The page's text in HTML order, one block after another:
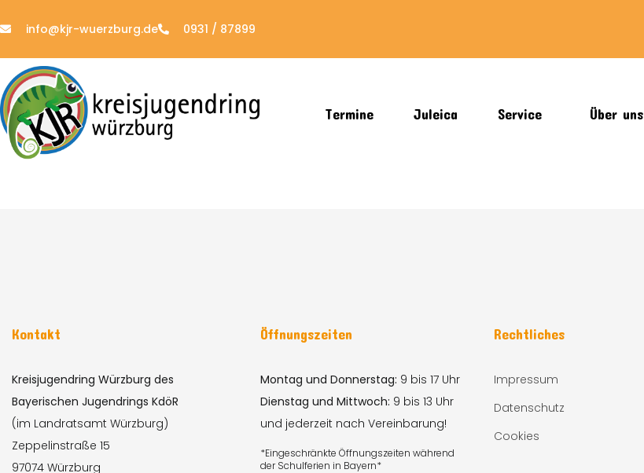
info@kjr-wuerzburg.de 0931 / 87899
Termine Juleica Service Über uns
Kontakt
Kreisjugendring Würzburg des
Bayerischen Jugendrings KdöR
(im Landratsamt Würzburg)
Zeppelinstraße 15
97074 Würzburg
Öffnungszeiten
Montag und Donnerstag: 9 bis 17 Uhr
Dienstag und Mittwoch: 9 bis 13 Uhr
und jederzeit nach Vereinbarung!
*Eingeschränkte Öffnungszeiten während
der Schulferien in Bayern*
Rechtliches
Impressum
Datenschutz
Cookies